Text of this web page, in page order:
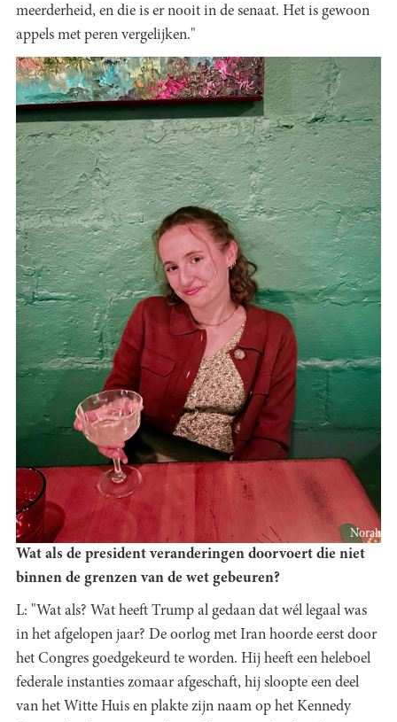
meerderheid, en die is er nooit in de senaat. Het is gewoon
appels met peren vergelijken."
Norah
Wat als de president veranderingen doorvoert die niet
binnen de grenzen van de wet gebeuren?
L: "Wat als? Wat heeft Trump al gedaan dat wél legaal was
in het afgelopen jaar? De oorlog met Iran hoorde eerst door
het Congres goedgekeurd te worden. Hij heeft een heleboel
federale instanties zomaar afgeschaft, hij sloopte een deel
van het Witte Huis en plakte zijn naam op het Kennedy